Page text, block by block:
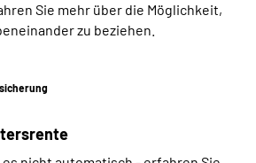
Sie mehr über die Möglichkeit,
zu beziehen.